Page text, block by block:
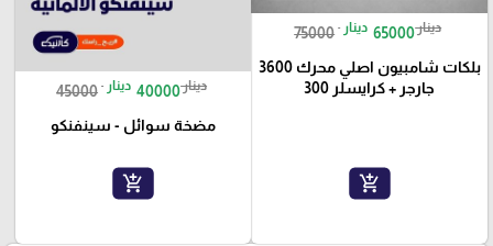
75000 دينار65000 دينار
بلكات شامبيون اصلي محرك 3600
جارجر + كرايسلر 300
add_shopping_cart
45000 دينار40000 دينار
مضخة سوائل - سينفنكو
add_shopping_cart